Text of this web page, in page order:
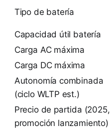
Tipo de batería
Capacidad útil batería
Carga AC máxima
Carga DC máxima
Autonomía combinada
(ciclo WLTP est.)
Precio de partida (2025,
promoción lanzamiento)